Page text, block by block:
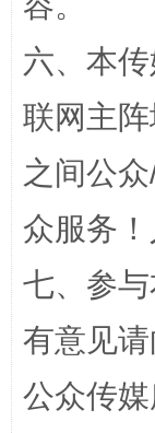
“蜀中异
完善运行
六、本
联网主
之间公
众服务！
七、参
有意见
公众传